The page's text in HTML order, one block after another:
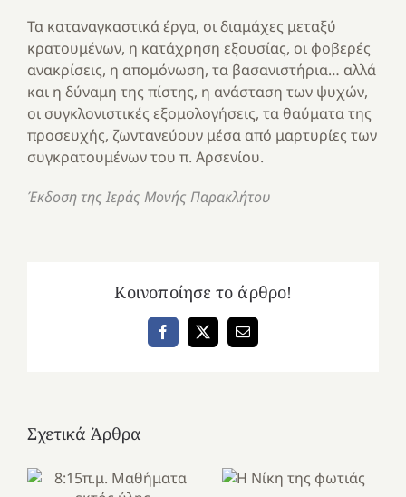
Τα καταναγκαστικά έργα, οι διαμάχες μεταξύ
κρατουμένων, η κατάχρηση εξουσίας, οι φοβερές
ανακρίσεις, η απομόνωση, τα βασανιστήρια… αλλά
και η δύναμη της πίστης, η ανάσταση των ψυχών,
οι συγκλονιστικές εξομολογήσεις, τα θαύματα της
προσευχής, ζωντανεύουν μέσα από μαρτυρίες των
συγκρατουμένων του π. Αρσενίου.
Έκδοση της Ιεράς Μονής Παρακλήτου
Κοινοποίησε το άρθρο!
Facebook
X Email
Σχετικά Άρθρα